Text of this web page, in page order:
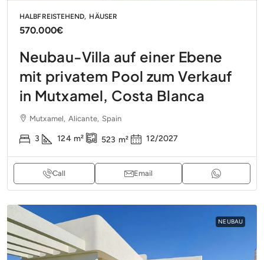
HALBFREISTEHEND, HÄUSER
570.000€
Neubau-Villa auf einer Ebene
mit privatem Pool zum Verkauf
in Mutxamel, Costa Blanca
Mutxamel, Alicante, Spain
3 124 m² 523 m² 12/2027
Call Email
NEUBAU